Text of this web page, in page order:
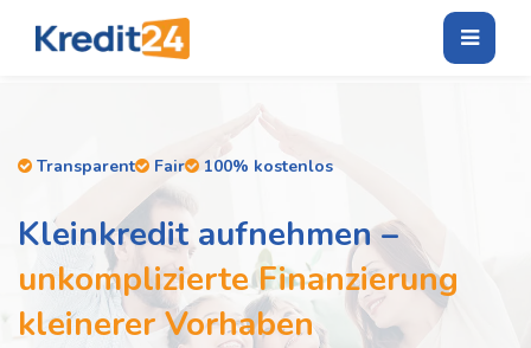
Transparent Fair 100% kostenlos
Kleinkredit aufnehmen –
unkomplizierte Finanzierung
kleinerer Vorhaben